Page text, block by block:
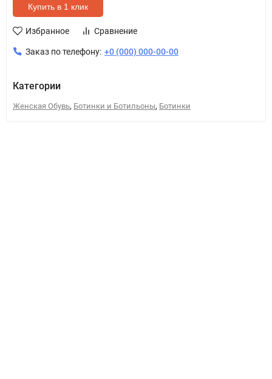
Купить в 1 клик
Избранное Сравнение
Заказ по телефону: +0 (000) 000-00-00
Категории
Женская Обувь, Ботинки и Ботильоны, Ботинки